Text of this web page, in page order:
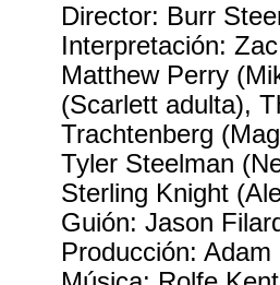
Director: Burr
Interpretación:
Matthew Perry
(Scarlett adulta),
Trachtenberg
Tyler Steelman
Sterling Knight
Guión: Jason
Producción: